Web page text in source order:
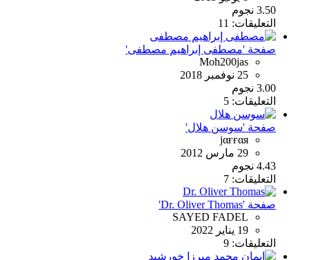
3.50 نجوم
التعليقات: 11
صفحة 'مصطفى إبراهيم مصطفى'
Moh200jas
25 نوفمبر 2018
3.00 نجوم
التعليقات: 5
صفحة 'سوسن هلال'
jαғғαя
29 مارس 2012
4.43 نجوم
التعليقات: 7
صفحة 'Dr. Oliver Thomas'
SAYED FADEL
19 يناير 2022
التعليقات: 9